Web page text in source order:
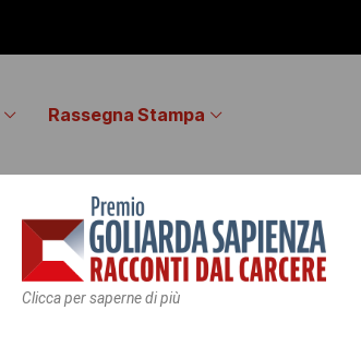
Rassegna Stampa
Clicca per saperne di più